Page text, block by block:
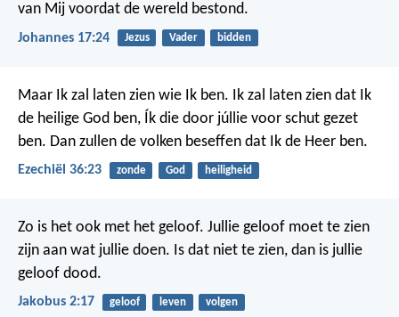
van Mij voordat de wereld bestond.
Johannes 17:24 Jezus Vader bidden
Maar Ik zal laten zien wie Ik ben. Ik zal laten zien dat Ik
de heilige God ben, Ík die door júllie voor schut gezet
ben. Dan zullen de volken beseffen dat Ik de Heer ben.
Ezechiël 36:23 zonde God heiligheid
Zo is het ook met het geloof. Jullie geloof moet te zien
zijn aan wat jullie doen. Is dat niet te zien, dan is jullie
geloof dood.
Jakobus 2:17 geloof leven volgen